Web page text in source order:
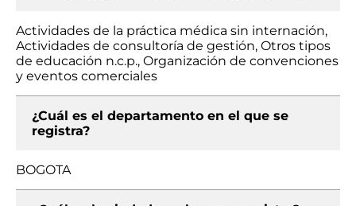
Actividades de la práctica médica sin internación,
Actividades de consultoría de gestión, Otros tipos
de educación n.c.p., Organización de convenciones
y eventos comerciales
¿Cuál es el departamento en el que se
registra?
BOGOTA